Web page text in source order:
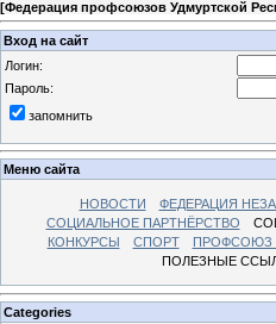
[Федерация профсоюзов Удмуртской
Вход на сайт
Логин:
Пароль:
запомнить
Меню сайта
НОВОСТИ ФЕДЕРАЦИЯ
СОЦИАЛЬНОЕ ПАРТНЁРСТВО
КОНКУРСЫ
СПОРТ ПРОФСОЮЗ
ПОЛЕЗНЫЕ
Categories